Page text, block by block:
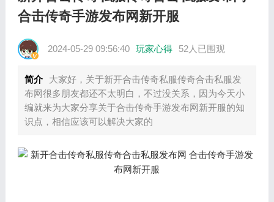
合击传奇手游发布网新开服
2024-05-29 09:56:40 玩家心得 52人已围观
简介
大家好，关于新开合击传奇私服传奇合击私服发
布网很多朋友都还不太明白，不过没关系，因为今天小
编就来为大家分享关于合击传奇手游发布网新开服的知
识点，相信应该可以解决大家的